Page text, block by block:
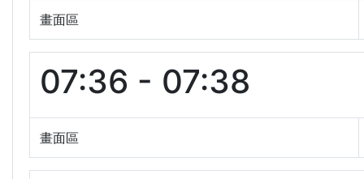
畫面區
07:36 - 07:38
畫面區